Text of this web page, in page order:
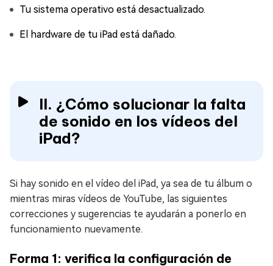
Tu sistema operativo está desactualizado.
El hardware de tu iPad está dañado.
II. ¿Cómo solucionar la falta
de sonido en los vídeos del
iPad?
Si hay sonido en el vídeo del iPad, ya sea de tu álbum o
mientras miras vídeos de YouTube, las siguientes
correcciones y sugerencias te ayudarán a ponerlo en
funcionamiento nuevamente.
Forma 1: verifica la configuración de